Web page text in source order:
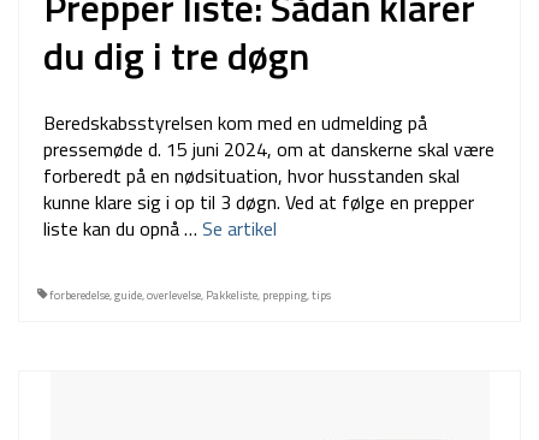
du dig i tre døgn
Beredskabsstyrelsen kom med en udmelding på
pressemøde d. 15 juni 2024, om at danskerne skal være
forberedt på en nødsituation, hvor husstanden skal
kunne klare sig i op til 3 døgn. Ved at følge en prepper
liste kan du opnå … Se artikel
forberedelse,guide,overlevelse, Pakkeliste, prepping,tips